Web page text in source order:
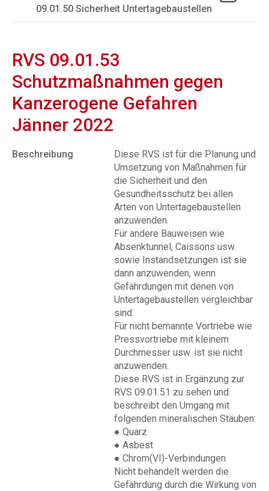
09.01.50 Sicherheit Untertagebaustellen
RVS 09.01.53
Schutzmaßnahmen gegen
Kanzerogene Gefahren
Jänner 2022
Beschreibung
Diese RVS ist für die Planung und
Umsetzung von Maßnahmen für
die Sicherheit und den
Gesundheitsschutz bei allen
Arten von Untertagebaustellen
anzuwenden.
Für andere Bauweisen wie
Absenktunnel, Caissons usw.
sowie Instandsetzungen ist sie
dann anzuwenden, wenn
Gefährdungen mit denen von
Untertagebaustellen vergleichbar
sind.
Für nicht bemannte Vortriebe wie
Pressvortriebe mit kleinem
Durchmesser usw. ist sie nicht
anzuwenden.
Diese RVS ist in Ergänzung zur
RVS 09.01.51 zu sehen und
beschreibt den Umgang mit
folgenden mineralischen Stäuben:
● Quarz
● Asbest
● Chrom(VI)-Verbindungen
Nicht behandelt werden die
Gefährdung durch die Wirkung von